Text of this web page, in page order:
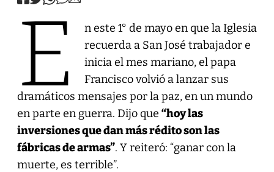
E
n este 1° de mayo en que la Iglesia
recuerda a San José trabajador e
inicia el mes mariano, el papa
Francisco volvió a lanzar sus
dramáticos mensajes por la paz, en un mundo
en parte en guerra. Dijo que “hoy las
inversiones que dan más rédito son las
fábricas de armas”. Y reiteró: “ganar con la
muerte, es terrible”.